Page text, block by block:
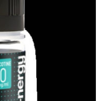
COOKIES
Certains de ces cookies
du site et ne peuvent être
Les autres améliorent
de réaliser des
d'accepter leur